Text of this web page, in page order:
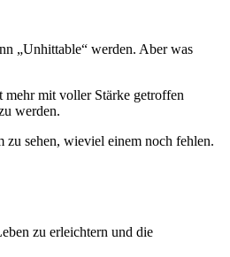
„Unhittable“ werden. Aber was
mehr mit voller Stärke getroffen
werden.
zu sehen, wieviel einem noch fehlen.
zu erleichtern und die